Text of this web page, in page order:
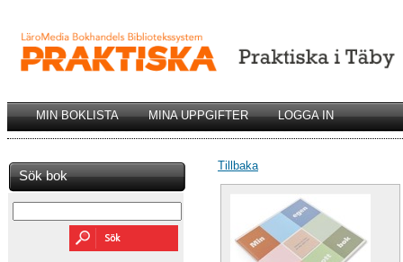
MIN BOKLISTA MINA UPPGIFTER LOGGA IN
Sök bok
Tillbaka